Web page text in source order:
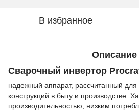
В избранное
Описание
Сварочный инвертор
надежный аппарат, рассчитанный для
конструкций в быту и производстве.
производительностью, низким